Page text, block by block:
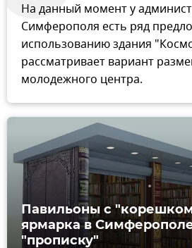
На данный момент у
Симферополя есть ряд
использованию здания
рассматривает вариант
молодежного центра.
Павильоны с
ярмарка в
"прописку"